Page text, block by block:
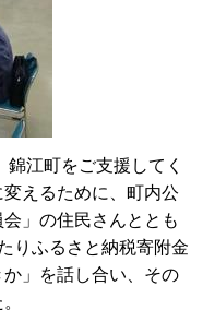
江町をご支援してく
えるために、町内公
」の住民さんととも
りふるさと納税寄附金
」を話し合い、その